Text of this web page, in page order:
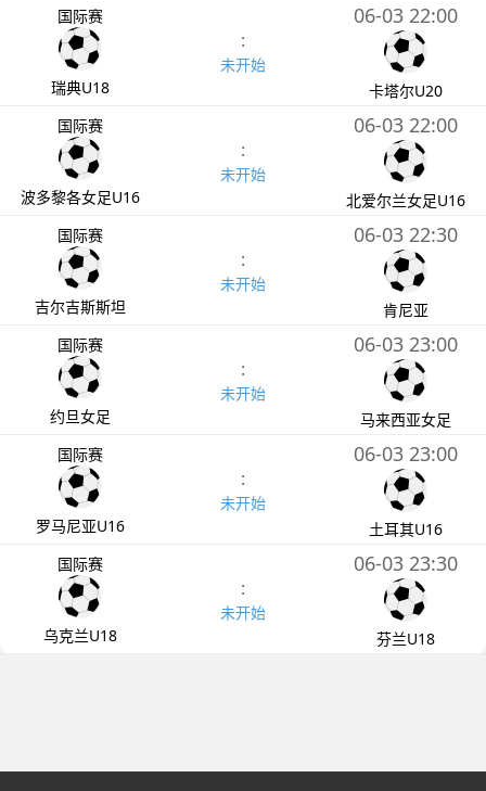
国际赛
瑞典U18
:
未开始
06-03 22:00
卡塔尔U20
国际赛
波多黎各女足U16
:
未开始
06-03 22:00
北爱尔兰女足U16
国际赛
吉尔吉斯斯坦
:
未开始
06-03 22:30
肯尼亚
国际赛
约旦女足
:
未开始
06-03 23:00
马来西亚女足
国际赛
罗马尼亚U16
:
未开始
06-03 23:00
土耳其U16
国际赛
乌克兰U18
:
未开始
06-03 23:30
芬兰U18